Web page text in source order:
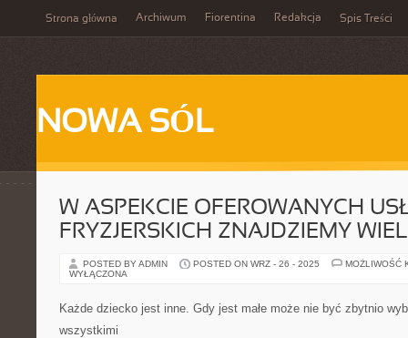
Strona główna Archiwum Fiorentina Redakcja Spis Treści
NOWA SÓL
W ASPEKCIE OFEROWANYCH
FRYZJERSKICH ZNAJDZIEMY
POSTED BY ADMIN POSTED ON WRZ - 26 - 2025
MOŻLIWOŚĆ
WYŁĄCZONA
Każde dziecko jest inne. Gdy jest małe może nie być zbytnio
wszystkimi